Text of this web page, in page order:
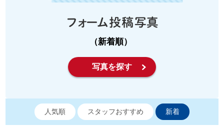
（新着順）
写真を探す
人気順 スタッフおすすめ 新着